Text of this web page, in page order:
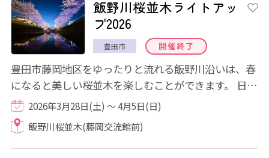
飯野川桜並木ライトアッ
プ2026
豊田市 開催終了
豊田市藤岡地区をゆったりと流れる飯野川沿いは、春
になると美しい桜並木を楽しむことができます。 日中
は春の陽ざしの中で咲き誇る自然な美しさ...
2026年3月28日(土) ～ 4月5日(日)
飯野川桜並木(藤岡交流館前)